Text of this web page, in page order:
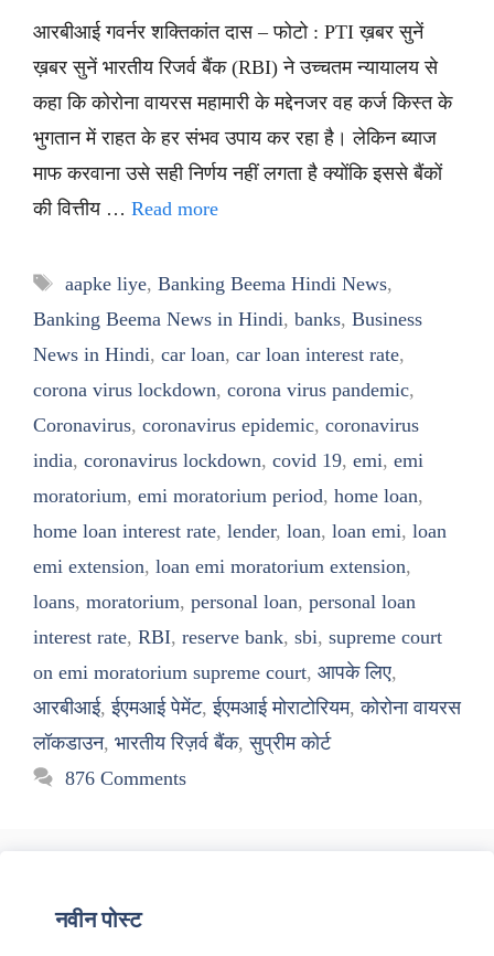
आरबीआई गवर्नर शक्तिकांत दास – फोटो : PTI ख़बर सुनें
ख़बर सुनें भारतीय रिजर्व बैंक (RBI) ने उच्चतम न्यायालय से
कहा कि कोरोना वायरस महामारी के मद्देनजर वह कर्ज किस्त के
भुगतान में राहत के हर संभव उपाय कर रहा है। लेकिन ब्याज
माफ करवाना उसे सही निर्णय नहीं लगता है क्योंकि इससे बैंकों
की वित्तीय … Read more
Tags
aapke liye, Banking Beema Hindi News,
Banking Beema News in Hindi, banks, Business
News in Hindi, car loan, car loan interest rate,
corona virus lockdown, corona virus pandemic,
Coronavirus, coronavirus epidemic, coronavirus
india, coronavirus lockdown, covid 19, emi, emi
moratorium, emi moratorium period, home loan,
home loan interest rate, lender, loan, loan emi, loan
emi extension, loan emi moratorium extension,
loans, moratorium, personal loan, personal loan
interest rate, RBI, reserve bank, sbi, supreme court
on emi moratorium supreme court, आपके लिए,
आरबीआई,ईएमआई पेमेंट,ईएमआई मोराटोरियम,कोरोना वायरस
लॉकडाउन, भारतीय रिज़र्व बैंक,सुप्रीम कोर्ट
876 Comments
नवीन पोस्ट